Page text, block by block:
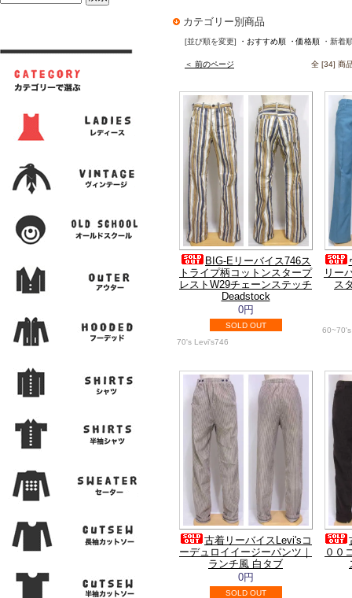
カテゴリー別商品
[並び順を変更] ・おすすめ順 ・価格順 ・新着
＜ 前のページ 全 [34] 商
BIG-Eリーバイス746ス
トライプ柄コットンスタープ
レストW29チェーンステッチ
Deadstock
0円
SOLD OUT
70's Levi's746
リー
ス
古着リーバイスLevi'sコ
ーデュロイイージーパンツ｜
ランチ風 白タブ
0円
SOLD OUT
００